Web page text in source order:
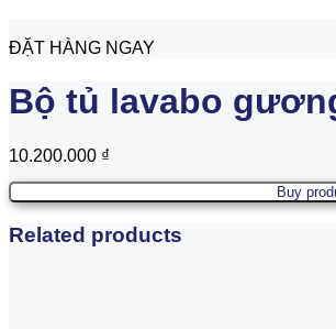
ĐẶT HÀNG NGAY
Bộ tủ lavabo
10.200.000 ₫
Buy
Related products